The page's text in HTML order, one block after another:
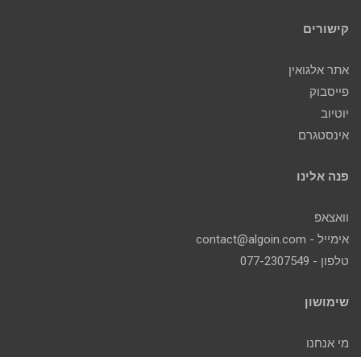
קישורים
אתר אלגואין
פייסבוק
יוטיוב
אינסטגרם
פנה אלינו
וואצאפ
אימייל - contact@algoin.com
טלפון - 077-2307549
שימושון
מי אנחנו